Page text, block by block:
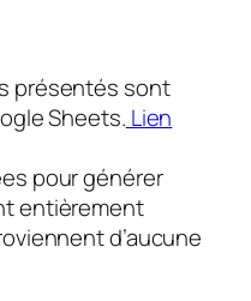
présentés sont
Sheets. Lien
pour générer
entièrement
d’aucune